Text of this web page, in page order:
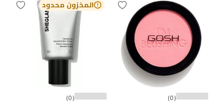
(0)
المخزون محدود
(0)